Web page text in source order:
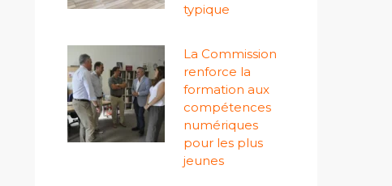
typique
La Commission
renforce la
formation aux
compétences
numériques
pour les plus
jeunes